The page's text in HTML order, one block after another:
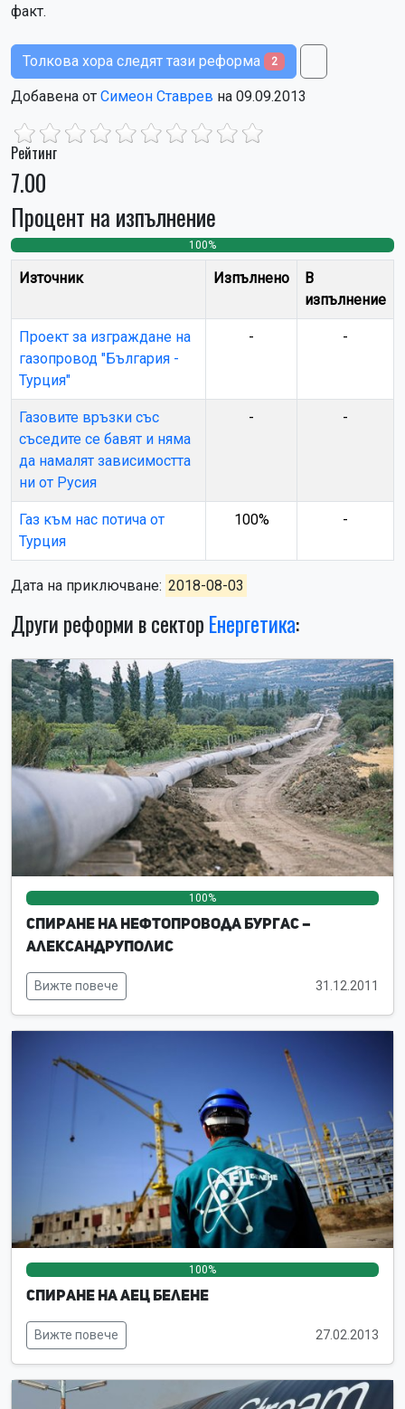
факт.
Толкова хора следят тази реформа 2
Добавена от Симеон Ставрев на 09.09.2013
Рейтинг
7.00
Процент на изпълнение
100%
Източник Изпълнено
В
изпълнение
Проект за изграждане на
газопровод "България -
Турция"
- -
Газовите връзки със
съседите се бавят и няма
да намалят зависимостта
ни от Русия
- -
Газ към нас потича от
Турция
100% -
Дата на приключване: 2018-08-03
Други реформи в сектор Енергетика:
100%
Спиране на нефтопровода Бургас –
Александруполис
Вижте повече 31.12.2011
100%
Спиране на АЕЦ Белене
Вижте повече 27.02.2013